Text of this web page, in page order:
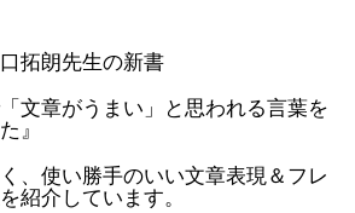
拓朗先生の新書
「文章がうまい」と思われる言葉を
』
、使い勝手のいい文章表現＆フレ
紹介しています。